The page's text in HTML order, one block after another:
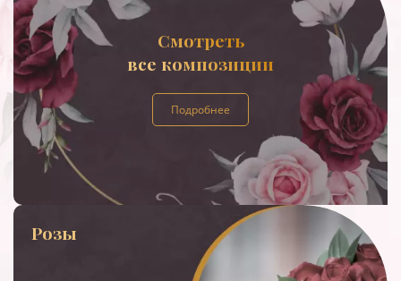
Смотреть
все композиции
Подробнее
Розы